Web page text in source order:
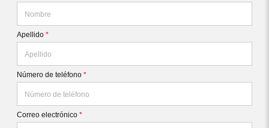
Apellido *
Número de teléfono *
Correo electrónico *